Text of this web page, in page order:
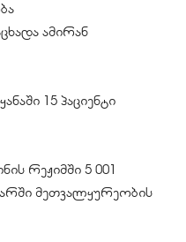
ამირან
15 პაციენტი
რეჟიმში 5 001
მეთვალყურეობის